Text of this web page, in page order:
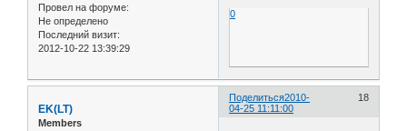
Провел на форуме:
Не определено
Последний визит:
2012-10-22 13:39:29
0
Поделиться 18
2010-
04-25 11:11:00
EK(LT)
Members